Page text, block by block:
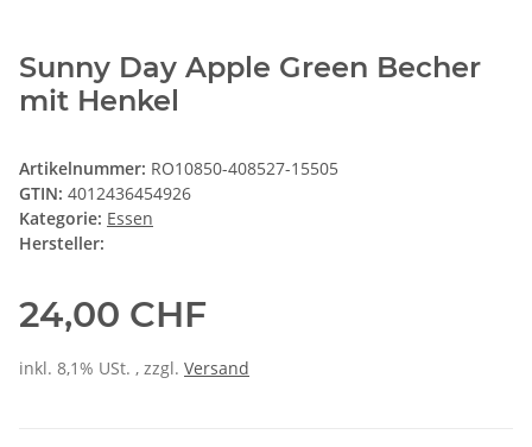
Sunny Day Apple Green Becher
mit Henkel
Artikelnummer: RO10850-408527-15505
GTIN: 4012436454926
Kategorie: Essen
Hersteller:
24,00 CHF
inkl. 8,1% USt. , zzgl. Versand